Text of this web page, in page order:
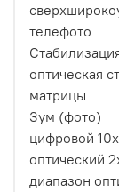
телефото
оптическая
матрицы
Зум (фото)
цифровой 10x
оптический
диапазон